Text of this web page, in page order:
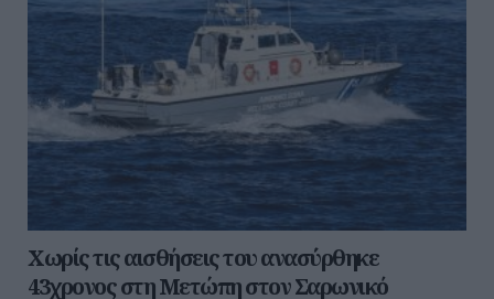
Χωρίς τις αισθήσεις του ανασύρθηκε
43χρονος στη Μετώπη στον Σαρωνικό